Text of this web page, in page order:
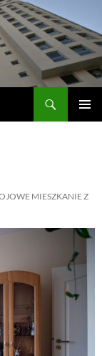
MIESZKANIE Z